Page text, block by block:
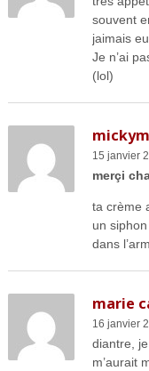
souvent
jaimais
Je n’ai
(lol)
15 janvier
merçi
ta crème
un
dans
marie
16 janvier
diantre,
m’aurait